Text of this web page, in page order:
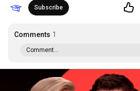
Subscribe
Comments 1
Comment...